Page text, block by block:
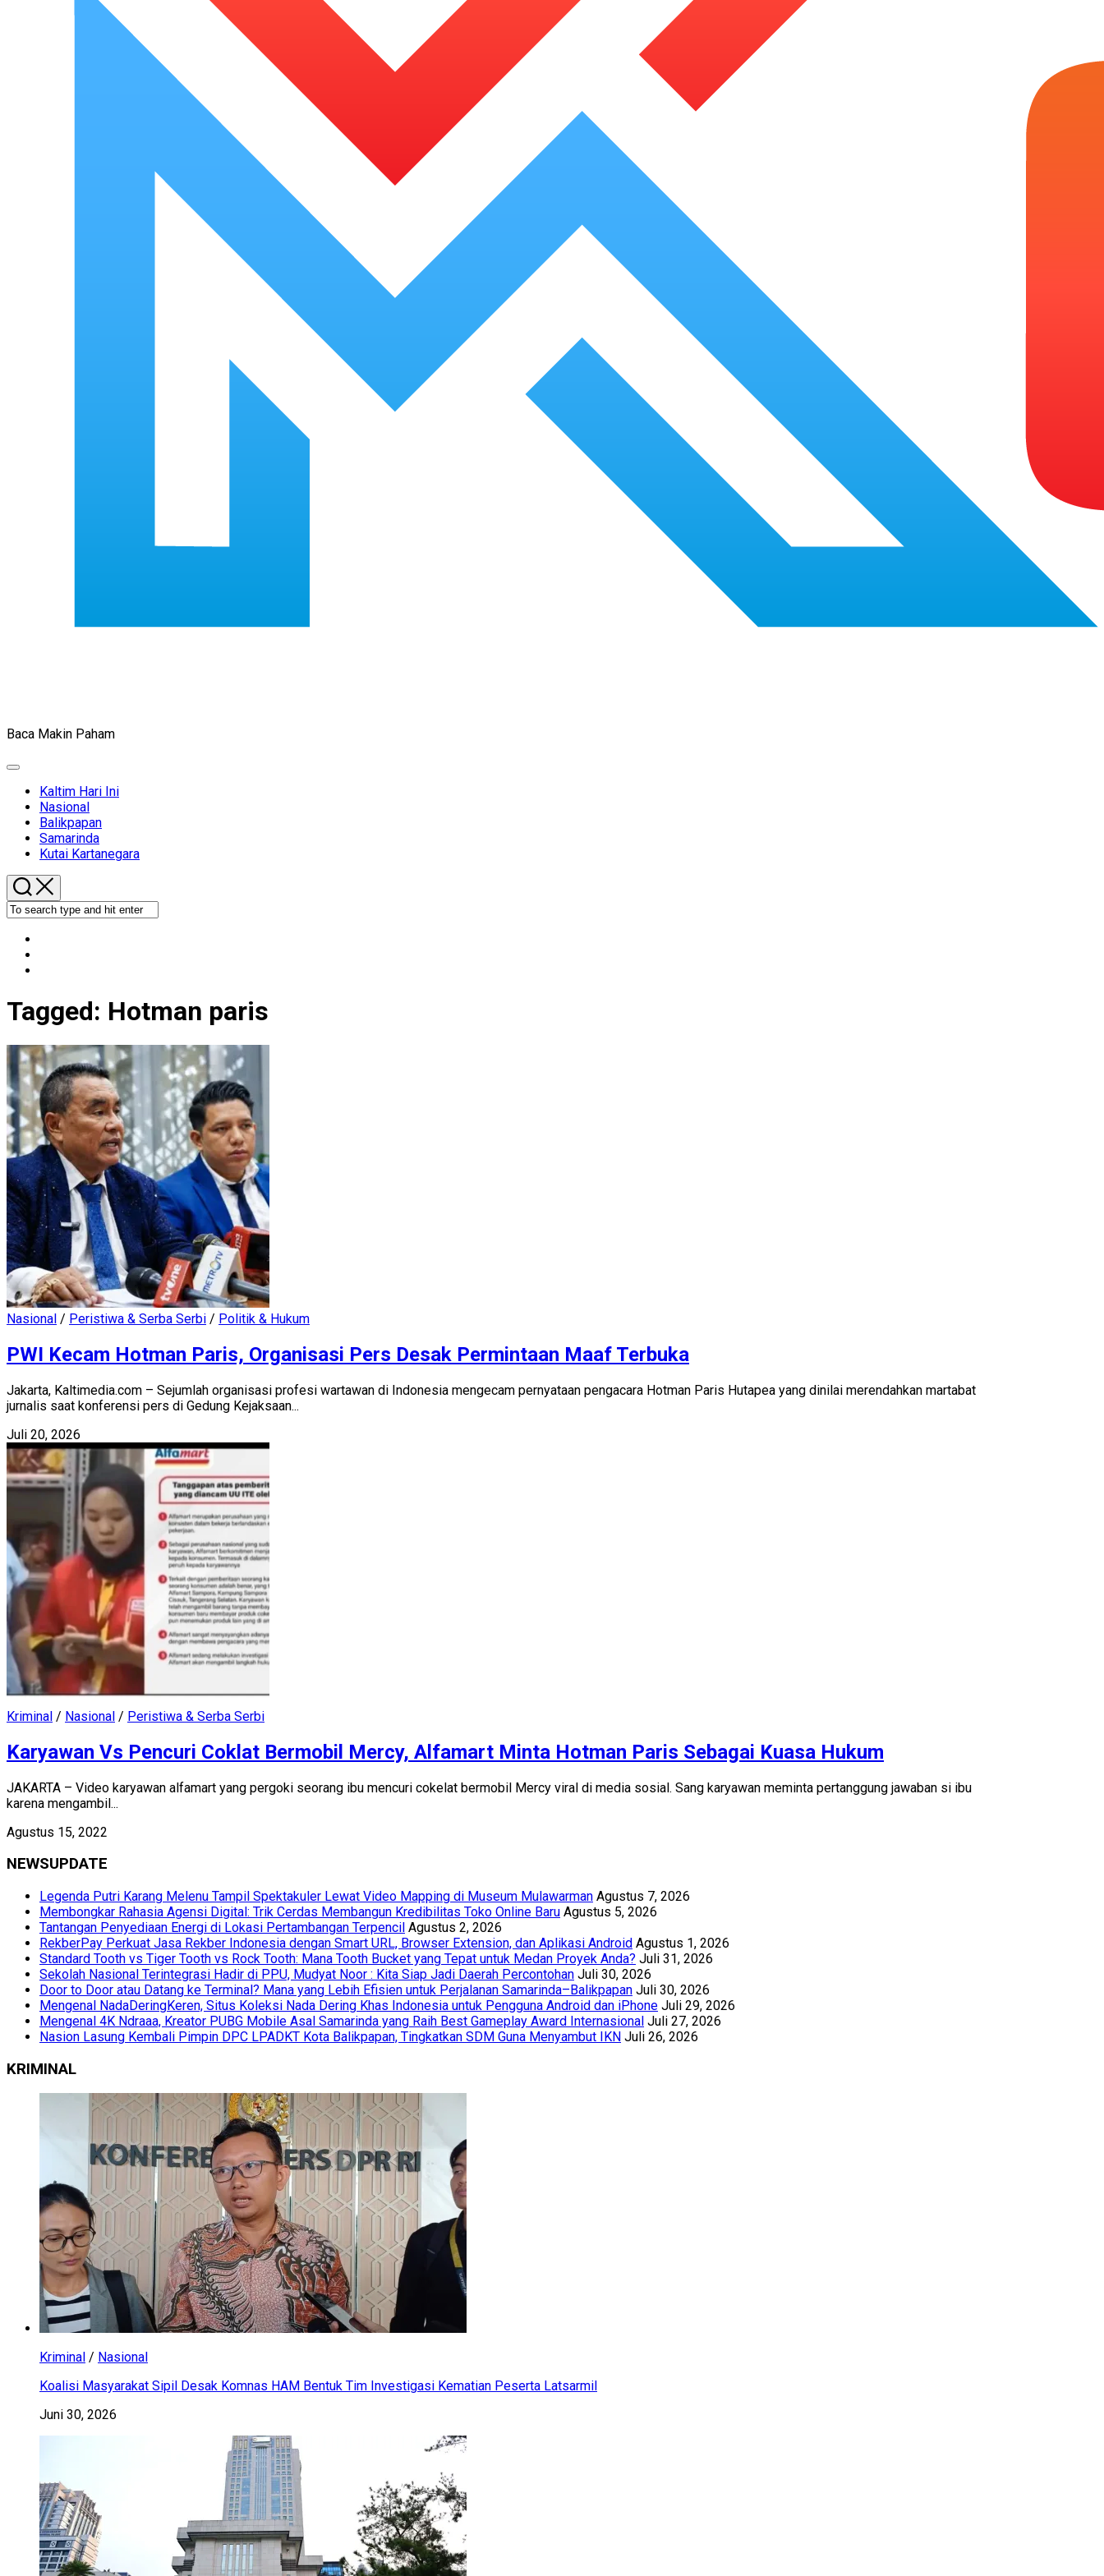
Baca Makin Paham
Expand
Kaltim Hari Ini
Nasional
Balikpapan
Samarinda
Kutai Kartanegara
Tagged: Hotman paris
Nasional / Peristiwa & Serba Serbi / Politik & Hukum
PWI Kecam Hotman Paris, Organisasi Pers Desak Permintaan Maaf Terbuka
Jakarta, Kaltimedia.com – Sejumlah organisasi profesi wartawan di Indonesia mengecam pernyataan pengacara Hotman Paris Hutapea yang dinilai merendahkan martabat
jurnalis saat konferensi pers di Gedung Kejaksaan...
Juli 20, 2026
Kriminal / Nasional / Peristiwa & Serba Serbi
Karyawan Vs Pencuri Coklat Bermobil Mercy, Alfamart Minta Hotman Paris Sebagai Kuasa Hukum
JAKARTA – Video karyawan alfamart yang pergoki seorang ibu mencuri cokelat bermobil Mercy viral di media sosial. Sang karyawan meminta pertanggung jawaban si ibu
karena mengambil...
Agustus 15, 2022
NEWSUPDATE
Legenda Putri Karang Melenu Tampil Spektakuler Lewat Video Mapping di Museum Mulawarman Agustus 7, 2026
Membongkar Rahasia Agensi Digital: Trik Cerdas Membangun Kredibilitas Toko Online Baru Agustus 5, 2026
Tantangan Penyediaan Energi di Lokasi Pertambangan Terpencil Agustus 2, 2026
RekberPay Perkuat Jasa Rekber Indonesia dengan Smart URL, Browser Extension, dan Aplikasi Android Agustus 1, 2026
Standard Tooth vs Tiger Tooth vs Rock Tooth: Mana Tooth Bucket yang Tepat untuk Medan Proyek Anda? Juli 31, 2026
Sekolah Nasional Terintegrasi Hadir di PPU, Mudyat Noor : Kita Siap Jadi Daerah Percontohan Juli 30, 2026
Door to Door atau Datang ke Terminal? Mana yang Lebih Efisien untuk Perjalanan Samarinda–Balikpapan Juli 30, 2026
Mengenal NadaDeringKeren, Situs Koleksi Nada Dering Khas Indonesia untuk Pengguna Android dan iPhone Juli 29, 2026
Mengenal 4K Ndraaa, Kreator PUBG Mobile Asal Samarinda yang Raih Best Gameplay Award Internasional Juli 27, 2026
Nasion Lasung Kembali Pimpin DPC LPADKT Kota Balikpapan, Tingkatkan SDM Guna Menyambut IKN Juli 26, 2026
KRIMINAL
Kriminal / Nasional
Koalisi Masyarakat Sipil Desak Komnas HAM Bentuk Tim Investigasi Kematian Peserta Latsarmil
Juni 30, 2026